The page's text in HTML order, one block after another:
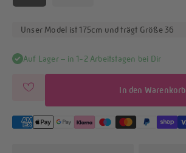
Unser Model ist 175cm und trägt Größe 36
Auf Lager – in 1-2 Arbeitstagen bei Dir
In den Warenkorb